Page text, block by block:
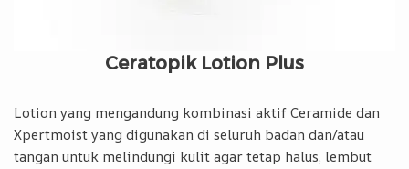
Ceratopik Lotion Plus
Lotion yang mengandung kombinasi aktif Ceramide dan
Xpertmoist yang digunakan di seluruh badan dan/atau
tangan untuk melindungi kulit agar tetap halus, lembut